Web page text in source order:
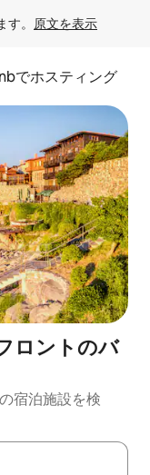
。 原文を表示
でホスティング
ロントのバ
宿泊施設を検